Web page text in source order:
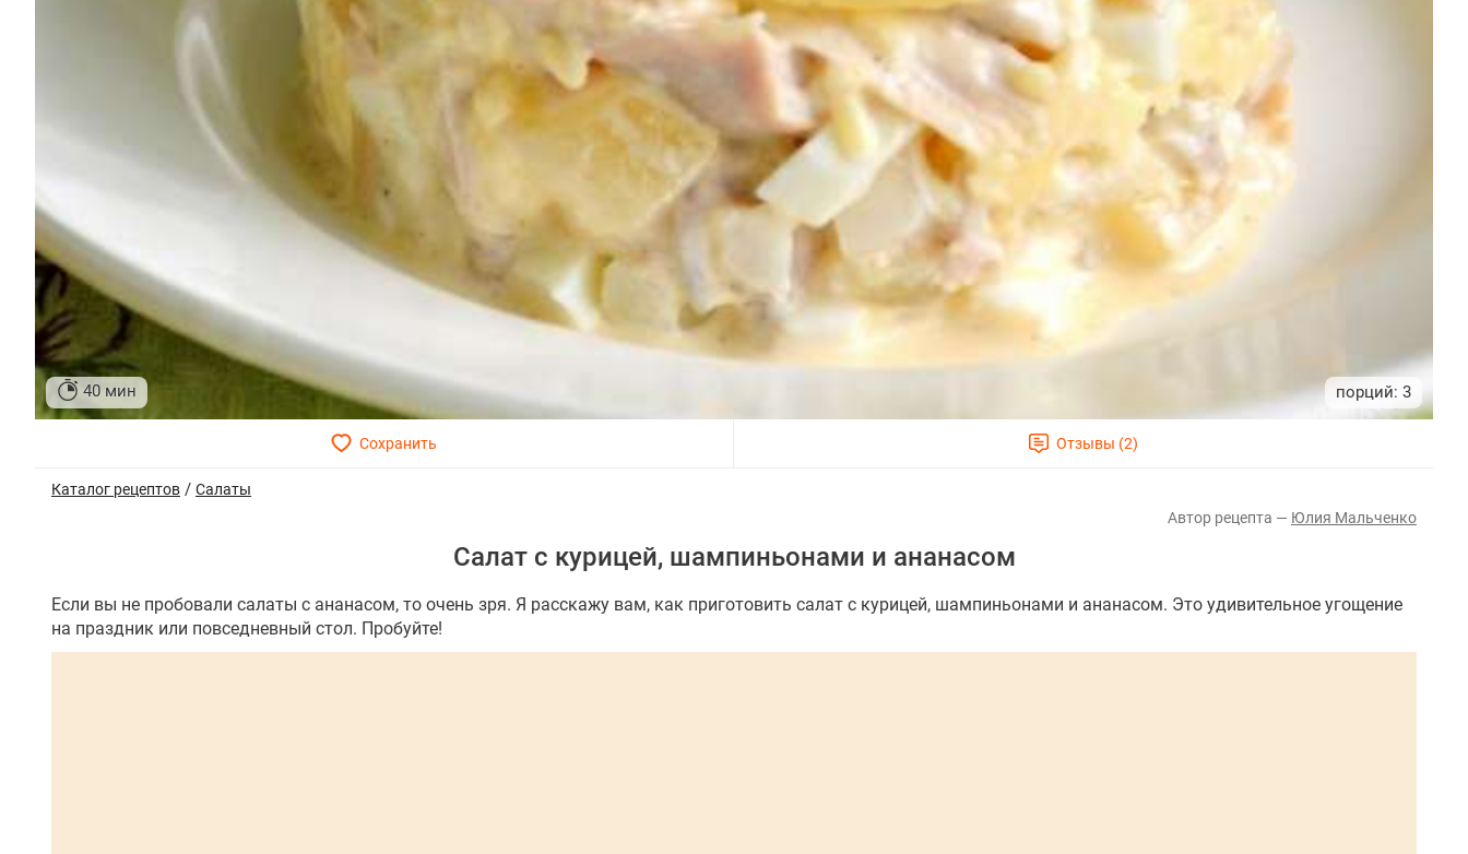
40 мин 3
Каталог рецептов / Салаты
Юлия Мальченко
Салат с курицей, шампиньонами и ананасом
Если вы не пробовали салаты с ананасом, то очень зря. Я расскажу вам, как приготовить салат с курицей, шампиньонами и ананасом. Это удивительное угощение
на праздник или повседневный стол. Пробуйте!